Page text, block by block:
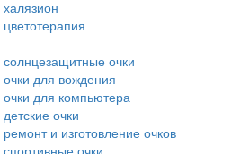
халязион
цветотерапия
солнцезащитные очки
очки для вождения
очки для компьютера
детские очки
ремонт и изготовление очков